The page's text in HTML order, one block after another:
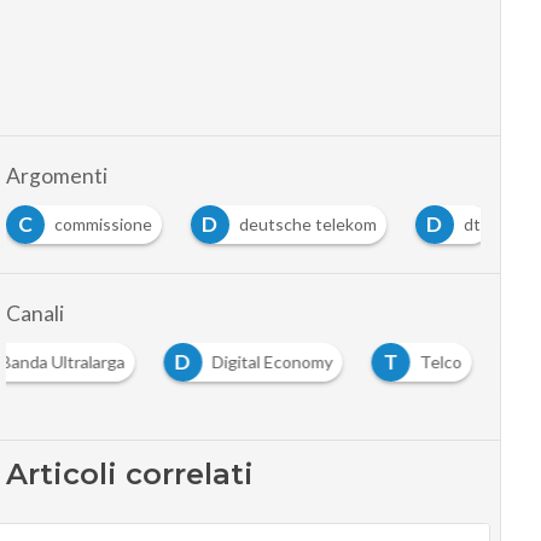
Argomenti
C
commissione D deutsche telekom D dt
Canali
Banda Ultralarga D Digital Economy T Telco
Articoli correlati